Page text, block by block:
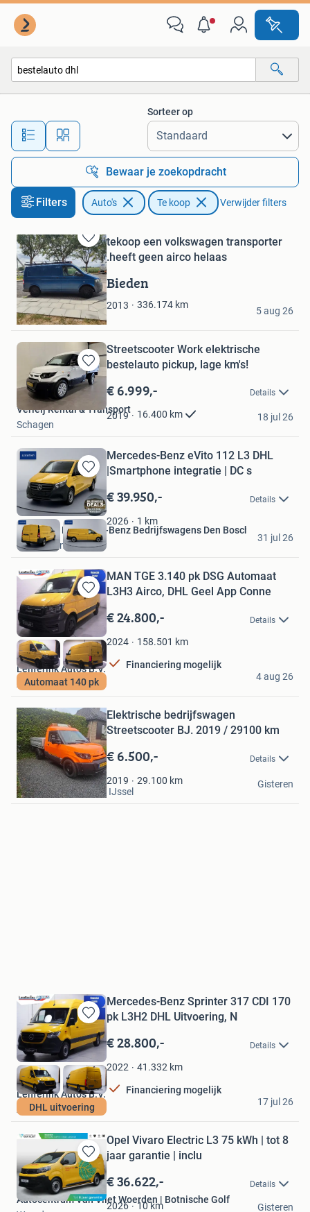
Alle afstanden…
Sorteer op
Bewaar je zoekopdracht
Filters Auto's Te koop Verwijder filters
Bewaren
in
Mijn
Favorieten
tekoop een volkswagen transporter
.heeft geen airco helaas
Bieden
2013 336.174 km
jong.9310
Rucphen
5 aug 26
Bewaren
in
Favorieten
Streetscooter Work elektrische
bestelauto pickup, lage km's!
€ 6.999,- Details
2019 16.400 km
Verleij Rental & Transport
Schagen
18 jul 26
Bewaren
in
Mijn
Favorieten
Mercedes-Benz eVito 112 L3 DHL
|Smartphone integratie | DC s
€ 39.950,- Details
2026 1 km
Louwman Mercedes-Benz Bedrijfswagens Den Bosch
's-Hertogenbosch
31 jul 26
Bewaren
in
Mijn
Favorieten
Automaat 140 pk
MAN TGE 3.140 pk DSG Automaat
L3H3 Airco, DHL Geel App Conne
€ 24.800,- Details
2024 158.501 km
Financiering mogelijk
Lenferink Auto's B.V.
Almelo
4 aug 26
Bewaren
Mijn
Favorieten
Elektrische bedrijfswagen
Streetscooter BJ. 2019 / 29100 km
€ 6.500,- Details
2019 29.100 km
Fred Reijm
Nieuwerkerk aan den IJssel
Gisteren
Bewaren
in
Mijn
Favorieten
DHL uitvoering
Mercedes-Benz Sprinter 317 CDI 170
pk L3H2 DHL Uitvoering, N
€ 28.800,- Details
2022 41.332 km
Financiering mogelijk
Lenferink Auto's B.V.
Almelo
17 jul 26
Bewaren
in
Mijn
Favorieten
Opel Vivaro Electric L3 75 kWh | tot 8
jaar garantie | inclu
€ 36.622,- Details
2026 10km
Autocentrum Van Vliet Woerden | Botnische Golf
Gisteren